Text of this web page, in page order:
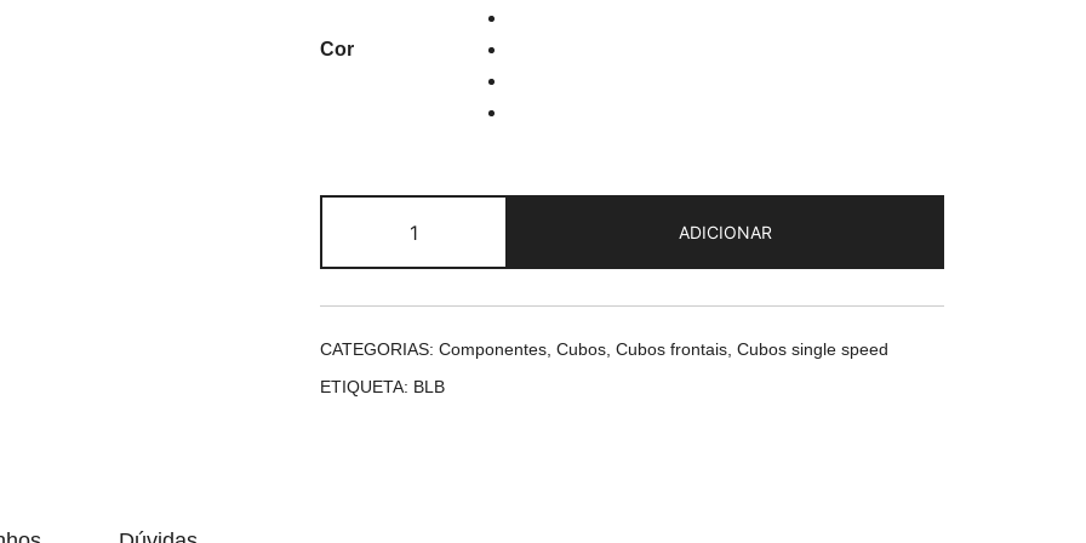
Cor
de
BLB
Track
ADICIONAR
CATEGORIAS: Componentes Cubos Cubos frontais Cubos single speed
ETIQUETA: BLB